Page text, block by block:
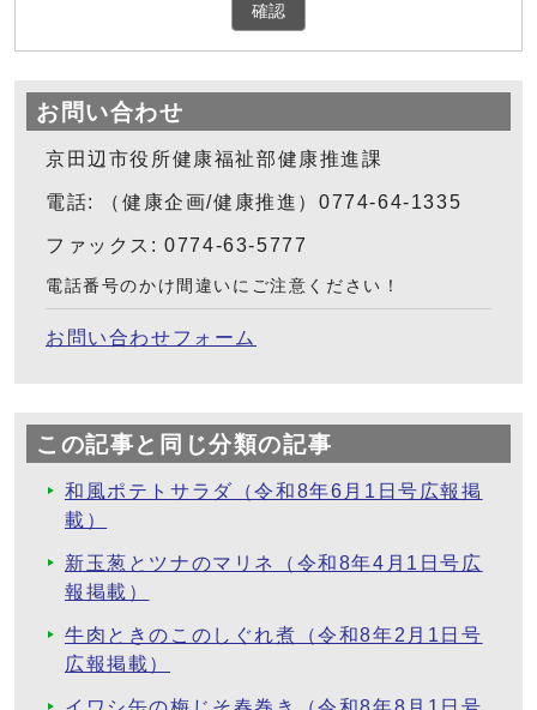
確認
お問い合わせ
京田辺市役所健康福祉部健康推進課
電話: （健康企画/健康推進）0774-64-1335
ファックス: 0774-63-5777
電話番号のかけ間違いにご注意ください！
お問い合わせフォーム
この記事と同じ分類の記事
和風ポテトサラダ（令和8年6月1日号広報掲
載）
新玉葱とツナのマリネ（令和8年4月1日号広
報掲載）
牛肉ときのこのしぐれ煮（令和8年2月1日号
広報掲載）